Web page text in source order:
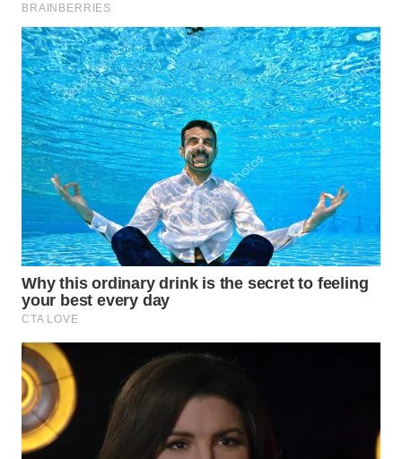
WN
GORONTALO
WN
SULUT
WN
MALUKU
WN
MALUT
WN
DAIRI
WN
DANAU
TOBA
WN